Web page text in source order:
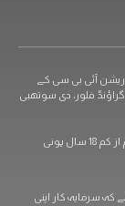
آئی بی سی کے
آفس گراؤنڈ فلور، دی سوتھبی
OXShare کی خدمات استعمال کرنے کے لیے کلائنٹس کی عمر کم از کم 18 سال ہونی
کہ سرمایہ کار اپنی